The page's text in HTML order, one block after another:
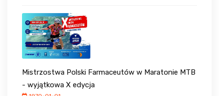
Mistrzostwa Polski Farmaceutów w Maratonie MTB
- wyjątkowa X edycja